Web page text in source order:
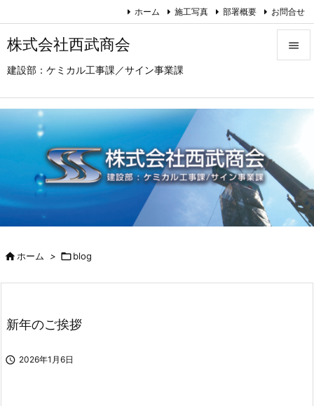
株式会社西武商会
建設部：ケミカル工事課／サイン事業課



次へ

ホーム 施工写真 部署概要 お問合せ
ホーム > blog
新年のご挨拶
 2026年1月6日